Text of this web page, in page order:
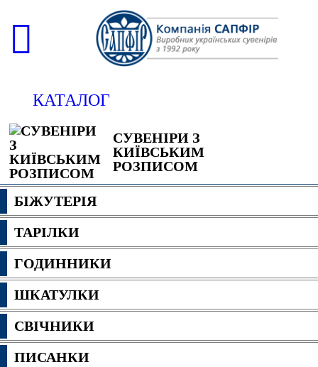
КАТАЛОГ
СУВЕНІРИ З
КИЇВСЬКИМ
РОЗПИСОМ
БІЖУТЕРІЯ
ТАРІЛКИ
ГОДИННИКИ
ШКАТУЛКИ
СВІЧНИКИ
ПИСАНКИ